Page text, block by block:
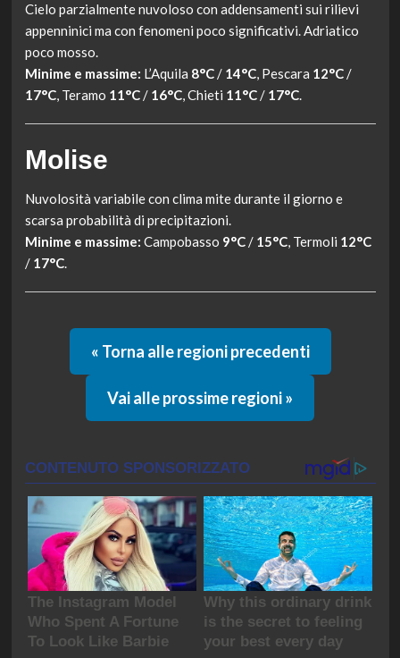
Cielo parzialmente nuvoloso con addensamenti sui rilievi
appenninici ma con fenomeni poco significativi. Adriatico
poco mosso.
Minime e massime: L’Aquila 8°C/ 14°C, Pescara 12°C/
17°C, Teramo 11°C/ 16°C, Chieti 11°C/ 17°C.
Molise
Nuvolosità variabile con clima mite durante il giorno e
scarsa probabilità di precipitazioni.
Minime e massime: Campobasso 9°C/ 15°C, Termoli 12°C
/ 17°C.
« Torna alle regioni precedenti
Vai alle prossime regioni »